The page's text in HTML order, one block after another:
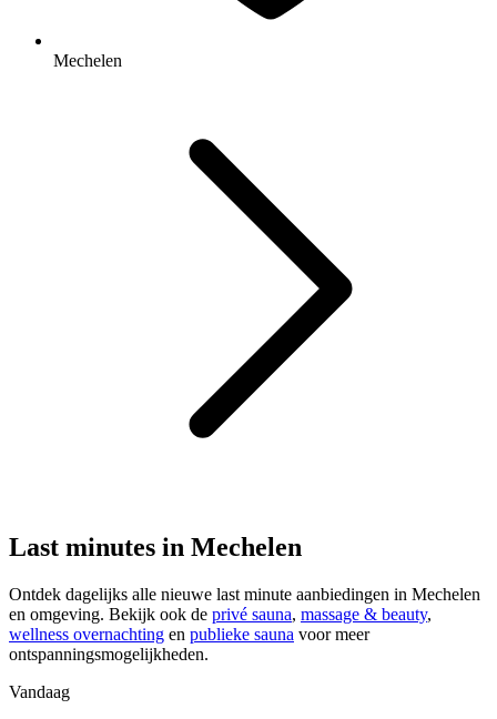
Mechelen
Last minutes in Mechelen
Ontdek dagelijks alle nieuwe last minute aanbiedingen in Mechelen
en omgeving. Bekijk ook de privé sauna, massage & beauty,
wellness overnachting en publieke sauna voor meer
ontspanningsmogelijkheden.
Vandaag